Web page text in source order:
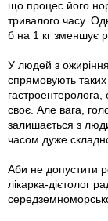
що процес його
тривалого часу.
б на 1 кг зменшує
У людей з
спрямовують таких
гастроентеролога,
своє. Але вага,
залишається з
часом дуже
Аби не допустити
лікарка-дієтолог